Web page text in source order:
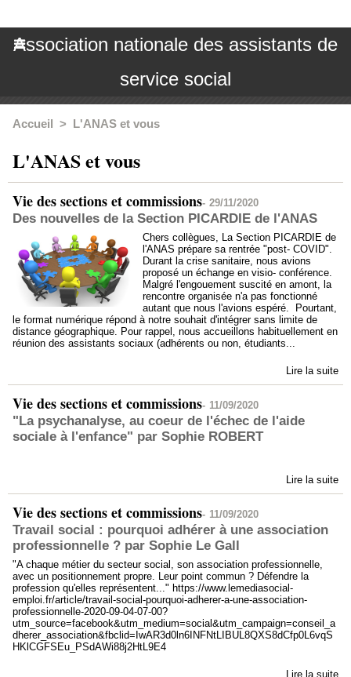
Association nationale des assistants de
service social
Accueil > L'ANAS et vous
L'ANAS et vous
Vie des sections et commissions- 29/11/2020
Des nouvelles de la Section PICARDIE de l'ANAS
Chers collègues, La Section PICARDIE de
l'ANAS prépare sa rentrée "post- COVID".
Durant la crise sanitaire, nous avions
proposé un échange en visio- conférence.
Malgré l'engouement suscité en amont, la
rencontre organisée n'a pas fonctionné
autant que nous l'avions espéré. Pourtant,
le format numérique répond à notre souhait d'intégrer sans limite de
distance géographique. Pour rappel, nous accueillons habituellement en
réunion des assistants sociaux (adhérents ou non, étudiants...
Lire la suite
Vie des sections et commissions- 11/09/2020
"La psychanalyse, au coeur de l'échec de l'aide
sociale à l'enfance" par Sophie ROBERT
Lire la suite
Vie des sections et commissions- 11/09/2020
Travail social : pourquoi adhérer à une association
professionnelle ? par Sophie Le Gall
"A chaque métier du secteur social, son association professionnelle,
avec un positionnement propre. Leur point commun ? Défendre la
profession qu'elles représentent..." https://www.lemediasocial-
emploi.fr/article/travail-social-pourquoi-adherer-a-une-association-
professionnelle-2020-09-04-07-00?
utm_source=facebook&utm_medium=social&utm_campaign=conseil_a
dherer_association&fbclid=IwAR3d0ln6INFNtLIBUL8QXS8dCfp0L6vqS
HKlCGFSEu_PSdAWi88j2HtL9E4
Lire la suite